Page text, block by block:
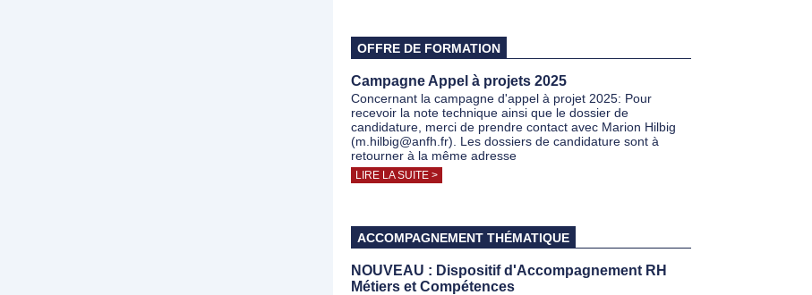
OFFRE DE FORMATION
Campagne Appel à projets 2025
Concernant la campagne d'appel à projet 2025: Pour
recevoir la note technique ainsi que le dossier de
candidature, merci de prendre contact avec Marion Hilbig
(m.hilbig@anfh.fr). Les dossiers de candidature sont à
retourner à la même adresse
LIRE LA SUITE >
ACCOMPAGNEMENT THÉMATIQUE
NOUVEAU : Dispositif d'Accompagnement RH
Métiers et Compétences